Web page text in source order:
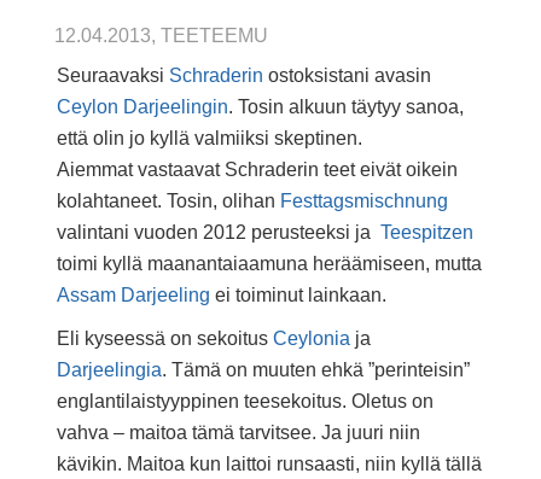
12.04.2013, TEETEEMU
Seuraavaksi Schraderin ostoksistani avasin
Ceylon Darjeelingin. Tosin alkuun täytyy sanoa,
että olin jo kyllä valmiiksi skeptinen.
Aiemmat vastaavat Schraderin teet eivät oikein
kolahtaneet. Tosin, olihan Festtagsmischnung
valintani vuoden 2012 perusteeksi ja Teespitzen
toimi kyllä maanantaiaamuna heräämiseen, mutta
Assam Darjeeling ei toiminut lainkaan.
Eli kyseessä on sekoitus Ceylonia ja
Darjeelingia. Tämä on muuten ehkä ”perinteisin”
englantilaistyyppinen teesekoitus. Oletus on
vahva – maitoa tämä tarvitsee. Ja juuri niin
kävikin. Maitoa kun laittoi runsaasti, niin kyllä tällä